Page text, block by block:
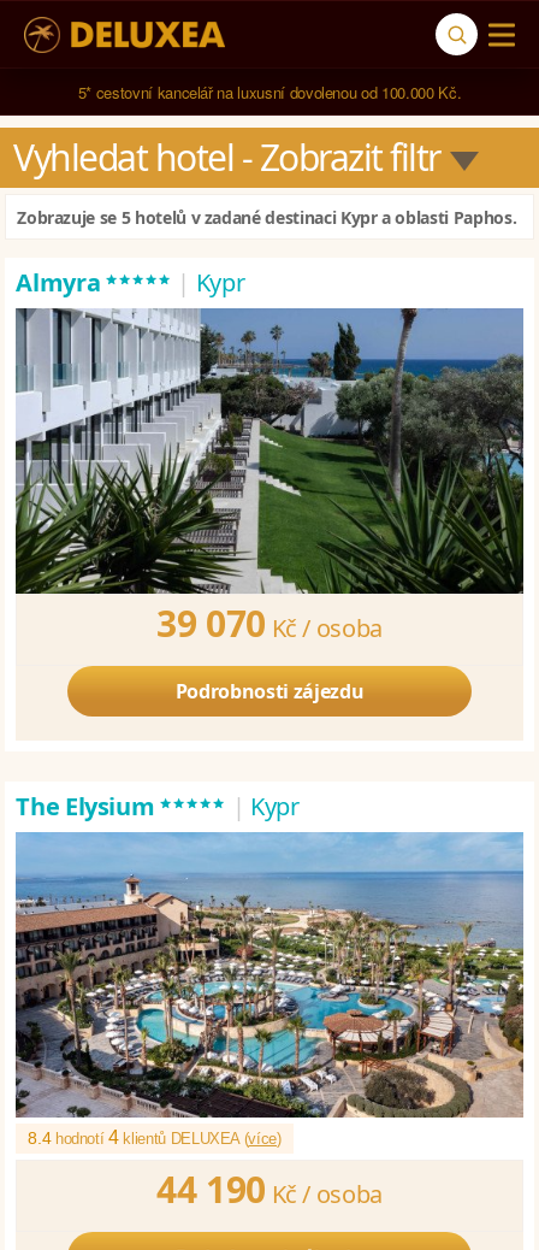
5* cestovní kancelář na luxusní dovolenou od 100.000 Kč.
Vyhledat hotel - Zobrazit filtr
Zobrazuje se 5 hotelů v zadané destinaci Kypr a oblasti Paphos.
Almyra***** | Kypr
39 070 Kč / osoba
Podrobnosti zájezdu
The Elysium***** | Kypr
8.4 hodnotí4klientů DELUXEA (více)
44 190 Kč / osoba